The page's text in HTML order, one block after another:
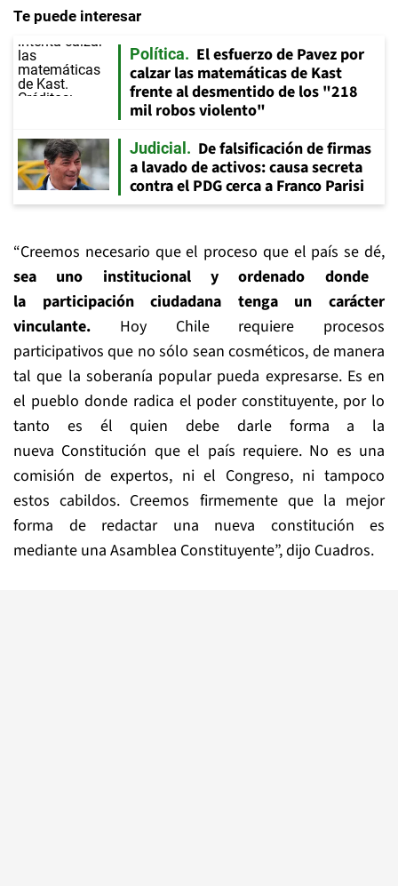
Te puede interesar
Política
El esfuerzo de Pavez por
calzar las matemáticas de Kast
frente al desmentido de los "218
mil robos violento"
Judicial
De falsificación de firmas
a lavado de activos: causa secreta
contra el PDG cerca a Franco Parisi
“Creemos necesario que el proceso que el país se dé,
sea uno institucional y ordenado donde
la participación ciudadana tenga un carácter
vinculante. Hoy Chile requiere procesos
participativos que no sólo sean cosméticos, de manera
tal que la soberanía popular pueda expresarse. Es en
el pueblo donde radica el poder constituyente, por lo
tanto es él quien debe darle forma a la
nueva Constitución que el país requiere. No es una
comisión de expertos, ni el Congreso, ni tampoco
estos cabildos. Creemos firmemente que la mejor
forma de redactar una nueva constitución es
mediante una Asamblea Constituyente”, dijo Cuadros.